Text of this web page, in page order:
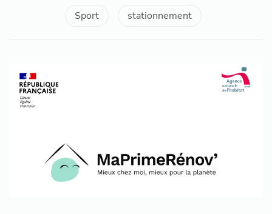
Sport stationnement